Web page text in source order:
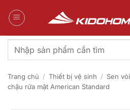
qua
Tìm
kiếm:
Trang chủ / Thiết bị vệ sinh / Sen vòi
chậu rửa mặt American Standard